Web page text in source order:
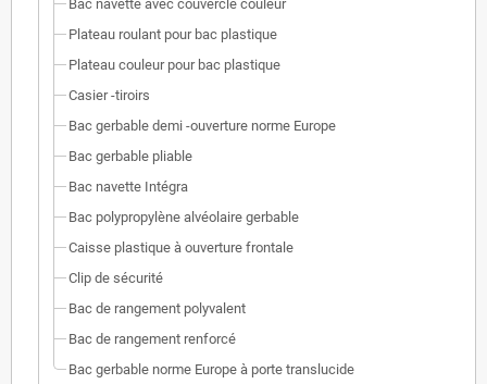
Bac navette avec couvercle couleur
Plateau roulant pour bac plastique
Plateau couleur pour bac plastique
Casier -tiroirs
Bac gerbable demi -ouverture norme Europe
Bac gerbable pliable
Bac navette Intégra
Bac polypropylène alvéolaire gerbable
Caisse plastique à ouverture frontale
Clip de sécurité
Bac de rangement polyvalent
Bac de rangement renforcé
Bac gerbable norme Europe à porte translucide